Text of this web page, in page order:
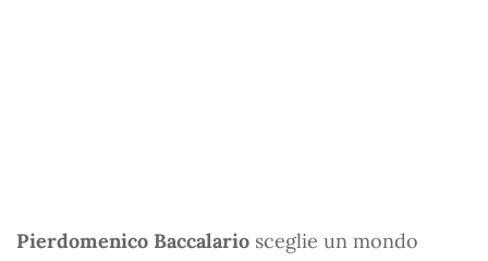
Pierdomenico Baccalario sceglie un mondo